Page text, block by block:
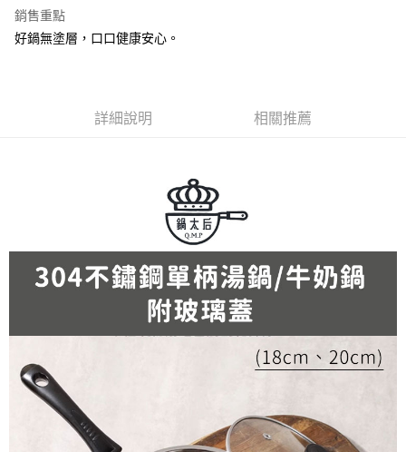
台新國際商業銀行
台灣樂天信用卡公司
每筆NT$80，滿NT$499(含以上)免運費
7-11取貨 付款
每筆NT$100，滿NT$499(含以上)免運費
每筆NT$150，滿NT$2,000(含以上)免運費
銷售重點
好鍋無塗層，口口健康安心。
詳細說明 相關推薦